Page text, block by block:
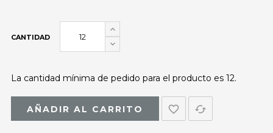
CANTIDAD
La cantidad mínima de pedido para el producto es 12.
AÑADIR AL CARRITO favorite_border cached